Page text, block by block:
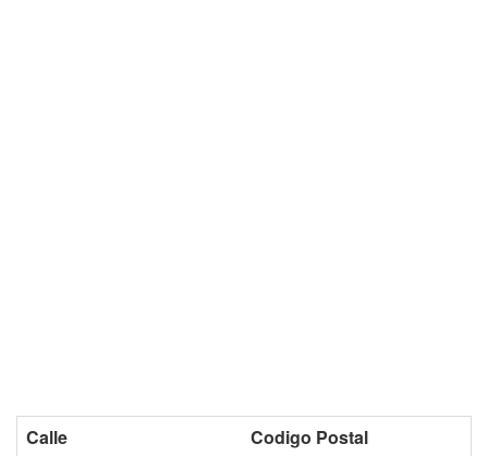
Calle Codigo Postal